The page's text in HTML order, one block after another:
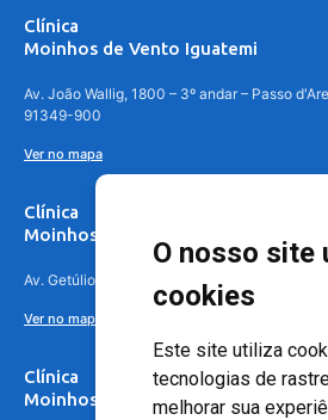
O nosso site
cookies
Este site utiliza
tecnologias de
melhorar sua
Clínica
Moinhos de Vento Iguatemi
Av. João Wallig, 1800 – 3º andar – Passo
91349-900
Ver no mapa
Clínica
Moinhos de Vento Canoas
Av. Getúlio Vargas, 4841 – Centro, Canoas –
Ver no mapa
Clínica
Moinhos de Vento - Teresópolis